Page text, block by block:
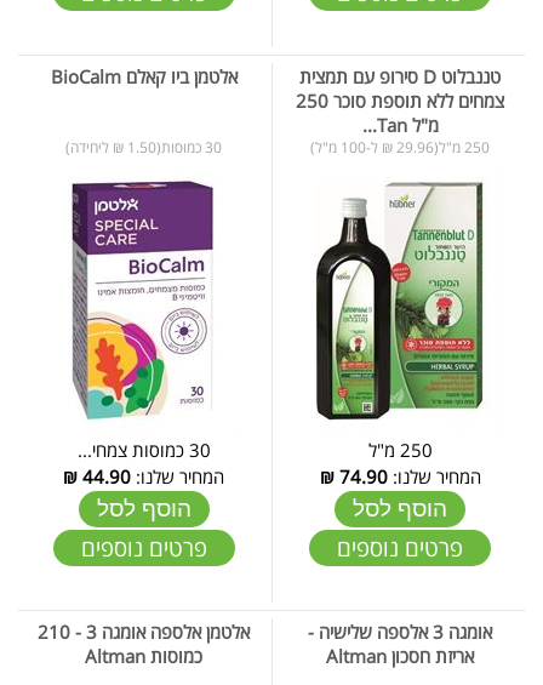
טננבלוט D סירופ עם תמצית
צמחים ללא תוספת סוכר 250
מ"ל Tan...
250 מ"ל(29.96 ₪ ל-100 מ"ל)
250 מ"ל
המחיר שלנו:74.90
₪
הוסף לסל
פרטים נוספים
אלטמן ביו קאלם BioCalm
30 כמוסות(1.50 ₪ ליחידה)
30 כמוסות צמחי...
המחיר שלנו: 44.90
₪
הוסף לסל
פרטים נוספים
אומגה 3 אלספה שלישיה -
אריזת חסכון Altman
אלטמן אלספה אומגה 3 - 210
כמוסות Altman